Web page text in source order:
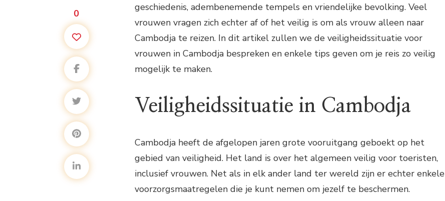
0
geschiedenis, adembenemende tempels en vriendelijke bevolking. Veel
vrouwen vragen zich echter af of het veilig is om als vrouw alleen naar
Cambodja te reizen. In dit artikel zullen we de veiligheidssituatie voor
vrouwen in Cambodja bespreken en enkele tips geven om je reis zo veilig
mogelijk te maken.
Veiligheidssituatie in Cambodja
Cambodja heeft de afgelopen jaren grote vooruitgang geboekt op het
gebied van veiligheid. Het land is over het algemeen veilig voor toeristen,
inclusief vrouwen. Net als in elk ander land ter wereld zijn er echter enkele
voorzorgsmaatregelen die je kunt nemen om jezelf te beschermen.